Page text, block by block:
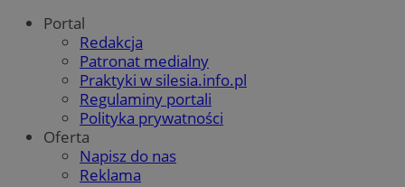
Portal
Redakcja
Patronat medialny
Praktyki w silesia.info.pl
Regulaminy portali
Polityka prywatności
Oferta
Napisz do nas
Reklama